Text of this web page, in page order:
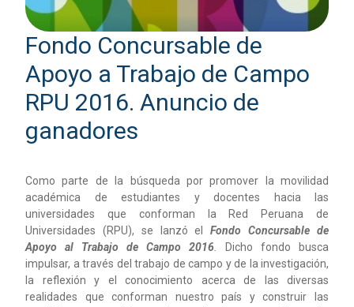
Fondo Concursable de
Apoyo a Trabajo de Campo
RPU 2016. Anuncio de
ganadores
Como parte de la búsqueda por promover la movilidad
académica de estudiantes y docentes hacia las
universidades que conforman la Red Peruana de
Universidades (RPU), se lanzó elFondo Concursable de
Apoyo al Trabajo de Campo 2016
Dicho fondo busca
impulsar, a través del trabajo de campo y de la investigación,
la reflexión y el conocimiento acerca de las diversas
realidades que conforman nuestro país y construir las